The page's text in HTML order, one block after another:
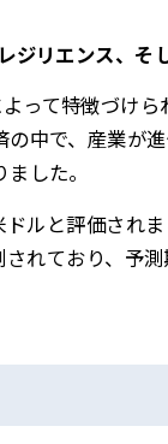
ジリエンス、そ
って特徴づけ
中で、産業が
した。
ルと評価され
れており、予